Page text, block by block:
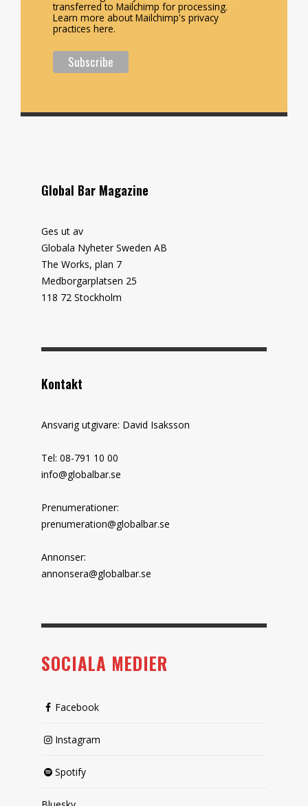
transferred to Mailchimp for processing.
Learn more about Mailchimp's privacy
practices here.
Global Bar Magazine
Ges ut av
Globala Nyheter Sweden AB
The Works, plan 7
Medborgarplatsen 25
118 72 Stockholm
Kontakt
Ansvarig utgivare: David Isaksson
Tel: 08-791 10 00
info@globalbar.se
Prenumerationer:
prenumeration@globalbar.se
Annonser:
annonsera@globalbar.se
SOCIALA MEDIER
Facebook
Instagram
Spotify